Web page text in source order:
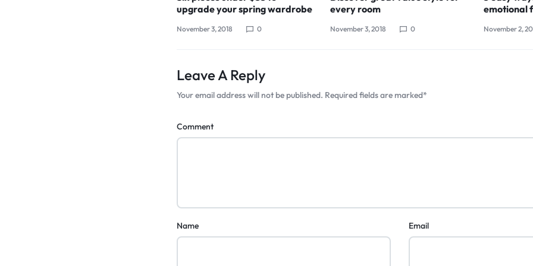
upgrade your spring wardrobe
November 3, 2018 0
every room
November 3, 2018 0
emotional
November 2,
Leave A Reply
Your email address will not be published. Required fields are marked*
Comment
Name Email